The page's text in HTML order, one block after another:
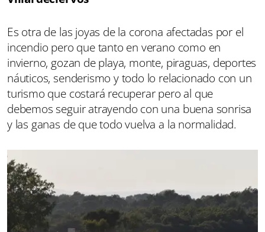
Es otra de las joyas de la corona afectadas por el
incendio pero que tanto en verano como en
invierno, gozan de playa, monte, piraguas, deportes
náuticos, senderismo y todo lo relacionado con un
turismo que costará recuperar pero al que
debemos seguir atrayendo con una buena sonrisa
y las ganas de que todo vuelva a la normalidad.